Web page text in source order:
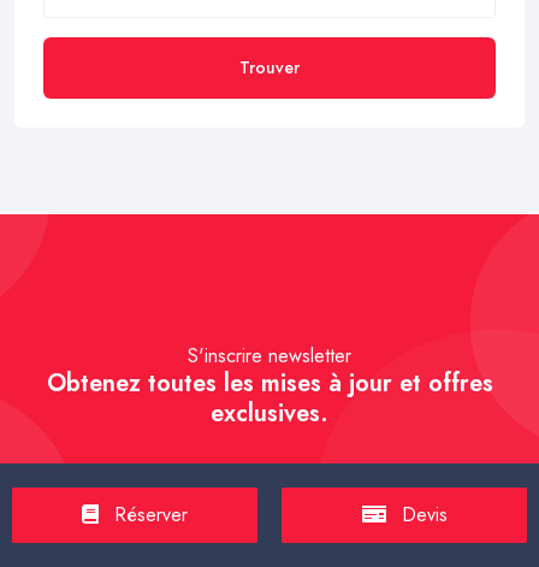
Trouver
S'inscrire newsletter
Obtenez toutes les mises à jour et offres
exclusives.
S'inscrire
Réserver Devis